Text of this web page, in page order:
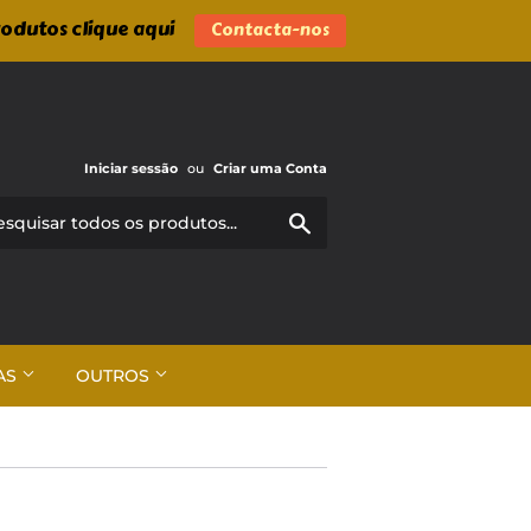
clique aqui Contacta-nos
Iniciar sessão ou Criar uma Conta
OUTROS